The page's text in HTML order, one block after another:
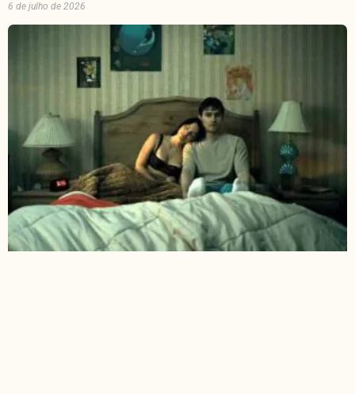
6 de julho de 2026